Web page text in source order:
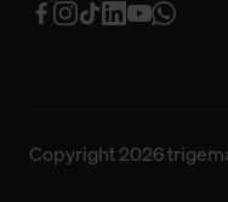
Copyright 2026